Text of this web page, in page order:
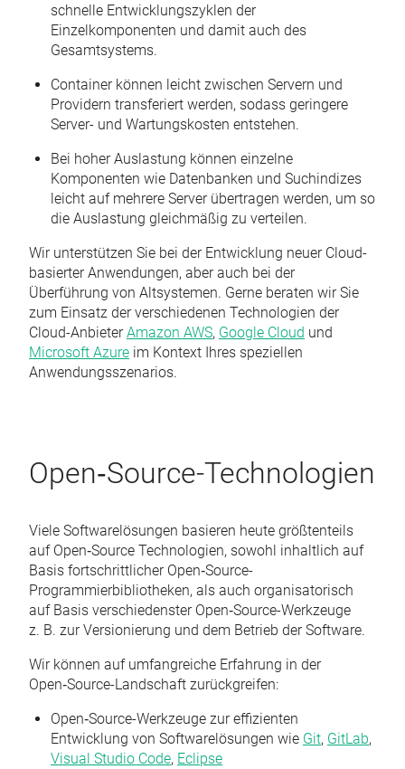
schnelle Entwicklungszyklen der
Einzelkomponenten und damit auch des
Gesamtsystems.
Container können leicht zwischen Servern und
Providern transferiert werden, sodass geringere
Server- und Wartungskosten entstehen.
Bei hoher Auslastung können einzelne
Komponenten wie Datenbanken und Suchindizes
leicht auf mehrere Server übertragen werden, um so
die Auslastung gleichmäßig zu verteilen.
Wir unterstützen Sie bei der Entwicklung neuer Cloud-
basierter Anwendungen, aber auch bei der
Überführung von Altsystemen. Gerne beraten wir Sie
zum Einsatz der verschiedenen Technologien der
Cloud-Anbieter Amazon AWS, Google Cloud und
Microsoft Azure im Kontext Ihres speziellen
Anwendungsszenarios.
Open‑Source-Technologien
Viele Softwarelösungen basieren heute größtenteils
auf Open‑Source Technologien, sowohl inhaltlich auf
Basis fortschrittlicher Open‑Source-
Programmierbibliotheken, als auch organisatorisch
auf Basis verschiedenster Open‑Source-Werkzeuge
z. B. zur Versionierung und dem Betrieb der Software.
Wir können auf umfangreiche Erfahrung in der
Open‑Source-Landschaft zurückgreifen:
Open‑Source-Werkzeuge zur effizienten
Entwicklung von Softwarelösungen wie Git, GitLab,
Visual Studio Code, Eclipse